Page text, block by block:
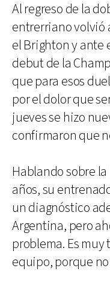
Al regreso de la
entrerriano volvió
el Brighton y ante
debut de la
que para esos
por el dolor que
jueves se hizo
confirmaron que
Hablando sobre
años, su
un diagnóstico
Argentina, pero
problema. Es muy
equipo, porque